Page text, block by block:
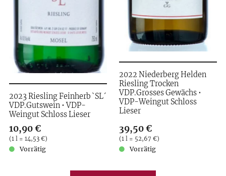
2023 Riesling Feinherb `SL´
VDP.Gutswein • VDP-
Weingut Schloss Lieser
Verkaufspreis: 10,90 €
10,90 €
Preis pro (1 l = 14,53 €)
(1 l = 14,53 €)
Vorrätig
2022 Niederberg Helden
Riesling Trocken
VDP.Grosses Gewächs •
VDP-Weingut Schloss
Lieser
Verkaufspreis: 39,50 €
39,50 €
Preis pro (1 l = 52,67 €)
(1 l = 52,67 €)
Vorrätig